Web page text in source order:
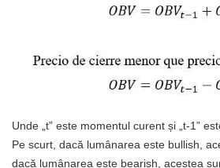
Unde „t” este momentul curent și „t-1”
Pe scurt, dacă lumânarea este bullish,
dacă lumânarea este bearish, acestea